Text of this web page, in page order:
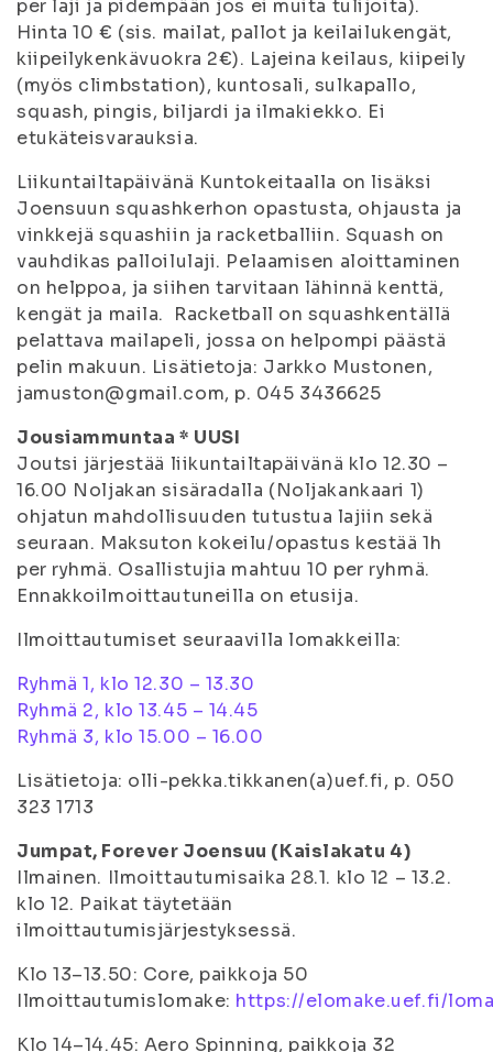
per laji ja pidempään jos ei muita tulijoita).
Hinta 10 € (sis. mailat, pallot ja keilailukengät,
kiipeilykenkävuokra 2€). Lajeina keilaus, kiipeily
(myös climbstation), kuntosali, sulkapallo,
squash, pingis, biljardi ja ilmakiekko. Ei
etukäteisvarauksia.
Liikuntailtapäivänä Kuntokeitaalla on lisäksi
Joensuun squashkerhon opastusta, ohjausta ja
vinkkejä squashiin ja racketballiin. Squash on
vauhdikas palloilulaji. Pelaamisen aloittaminen
on helppoa, ja siihen tarvitaan lähinnä kenttä,
kengät ja maila. Racketball on squashkentällä
pelattava mailapeli, jossa on helpompi päästä
pelin makuun. Lisätietoja: Jarkko Mustonen,
jamuston@gmail.com, p. 045 3436625
Jousiammuntaa * UUSI
Joutsi järjestää liikuntailtapäivänä klo 12.30 –
16.00 Noljakan sisäradalla (Noljakankaari 1)
ohjatun mahdollisuuden tutustua lajiin sekä
seuraan. Maksuton kokeilu/opastus kestää 1h
per ryhmä. Osallistujia mahtuu 10 per ryhmä.
Ennakkoilmoittautuneilla on etusija.
Ilmoittautumiset seuraavilla lomakkeilla:
Ryhmä 1, klo 12.30 – 13.30
Ryhmä 2, klo 13.45 – 14.45
Ryhmä 3, klo 15.00 – 16.00
Lisätietoja: olli-pekka.tikkanen(a)uef.fi, p. 050
323 1713
Jumpat, Forever Joensuu (Kaislakatu 4)
Ilmainen. Ilmoittautumisaika 28.1. klo 12 – 13.2.
klo 12. Paikat täytetään
ilmoittautumisjärjestyksessä.
Klo 13–13.50: Core, paikkoja 50
Ilmoittautumislomake: https://elomake.uef.fi/
Klo 14–14.45: Aero Spinning, paikkoja 32